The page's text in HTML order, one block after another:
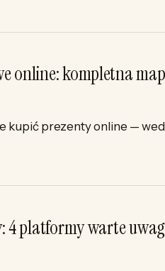
online: kompletna
kupić prezenty online —
4 platformy warte